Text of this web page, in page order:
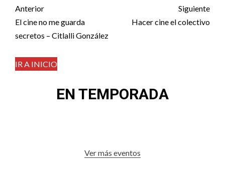
Post
navigation
Anterior
El cine no me guarda
secretos – Citlalli González
Siguiente
Hacer cine el colectivo
IR A INICIO
EN TEMPORADA
Ver más eventos